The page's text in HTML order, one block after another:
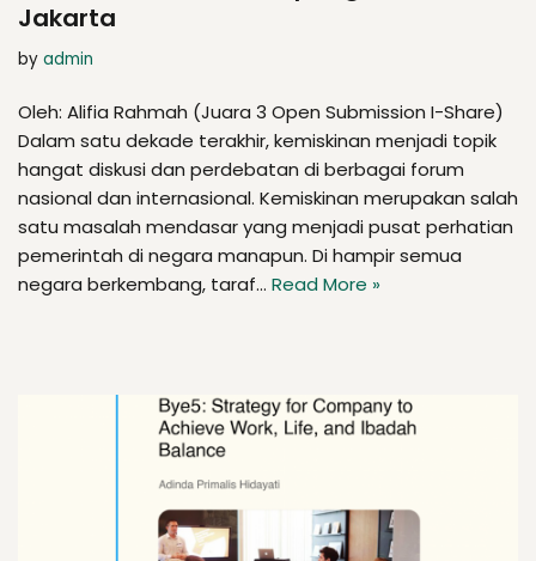
Jakarta
by admin
Oleh: Alifia Rahmah (Juara 3 Open Submission I-Share)
Dalam satu dekade terakhir, kemiskinan menjadi topik
hangat diskusi dan perdebatan di berbagai forum
nasional dan internasional. Kemiskinan merupakan salah
satu masalah mendasar yang menjadi pusat perhatian
pemerintah di negara manapun. Di hampir semua
negara berkembang, taraf… Read More »